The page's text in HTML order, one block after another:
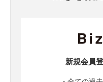
新規会員